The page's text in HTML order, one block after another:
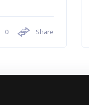
0 Share